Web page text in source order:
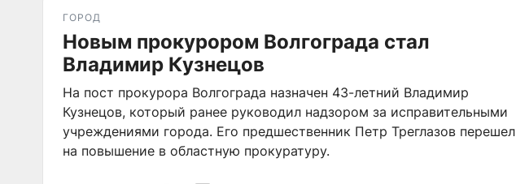
ГОРОД
Новым прокурором Волгограда стал
Владимир Кузнецов
На пост прокурора Волгограда назначен 43-летний Владимир
Кузнецов, который ранее руководил надзором за исправительными
учреждениями города. Его предшественник Петр Треглазов перешел
на повышение в областную прокуратуру.